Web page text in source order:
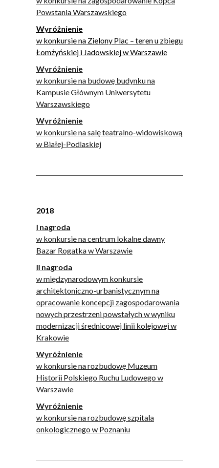
Powstania Warszawskiego
Wyróżnienie
w konkursie na Zielony Plac – teren u zbiegu
Łomżyńskiej i Jadowskiej w Warszawie
Wyróżnienie
w konkursie na budowę budynku na
Kampusie Głównym Uniwersytetu
Warszawskiego
Wyróżnienie
w konkursie na salę teatralno-widowiskową
w Białej-Podlaskiej
2018
I nagroda
w konkursie na centrum lokalne dawny
Bazar Rogatka w Warszawie
II nagroda
w międzynarodowym konkursie
architektoniczno-urbanistycznym na
opracowanie koncepcji zagospodarowania
nowych przestrzeni powstałych w wyniku
modernizacji średnicowej linii kolejowej w
Krakowie
Wyróżnienie
w konkursie na rozbudowę Muzeum
Historii Polskiego Ruchu Ludowego w
Warszawie
Wyróżnienie
w konkursie na rozbudowę szpitala
onkologicznego w Poznaniu